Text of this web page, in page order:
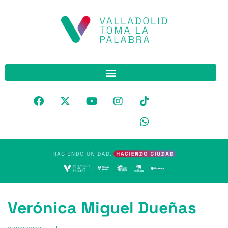
Verónica Miguel Dueñas